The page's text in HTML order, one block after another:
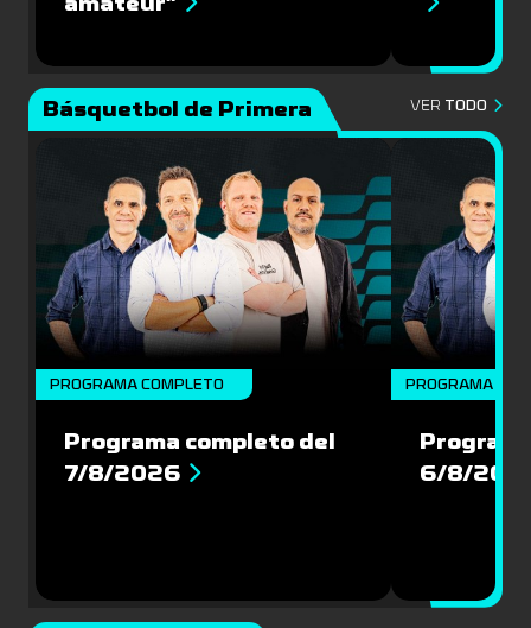
Básquetbol de Primera VER TODO
PROGRAMA COMPLETO
Programa completo del
7/8/2026
PROGRAMA
6/8/